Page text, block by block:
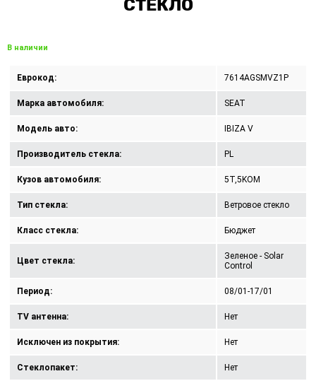
СТЕКЛО
В наличии
Еврокод: 7614AGSMVZ1P
Марка автомобиля: SEAT
Модель авто: IBIZA V
Производитель стекла: PL
Кузов автомобиля: 5T,5KOM
Тип стекла: Ветровое стекло
Класс стекла: Бюджет
Цвет стекла:
Зеленое - Solar
Control
Период: 08/01-17/01
TV антенна: Нет
Исключен из покрытия: Нет
Стеклопакет: Нет